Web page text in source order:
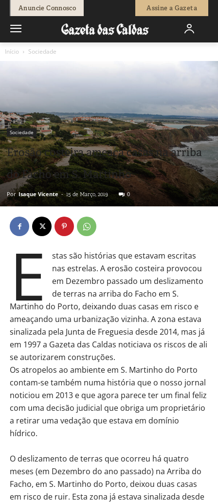
Anuncie Connosco Assine a Gazeta
Início Sociedade
Sociedade
Erosão costeira ameaça casas na arriba
do Facho em S. Martinho
Por Isaque Vicente - 15 de Março, 2019 0
E
stas são histórias que estavam escritas
nas estrelas. A erosão costeira provocou
em Dezembro passado um deslizamento
de terras na arriba do Facho em S.
Martinho do Porto, deixando duas casas em risco e
ameaçando uma urbanização vizinha. A zona estava
sinalizada pela Junta de Freguesia desde 2014, mas já
em 1997 a Gazeta das Caldas noticiava os riscos de ali
se autorizarem construções.
Os atropelos ao ambiente em S. Martinho do Porto
contam-se também numa história que o nosso jornal
noticiou em 2013 e que agora parece ter um final feliz
com uma decisão judicial que obriga um proprietário
a retirar uma vedação que estava em domínio
hídrico.
O deslizamento de terras que ocorreu há quatro
meses (em Dezembro do ano passado) na Arriba do
Facho, em S. Martinho do Porto, deixou duas casas
em risco de ruir. Esta zona já estava sinalizada desde